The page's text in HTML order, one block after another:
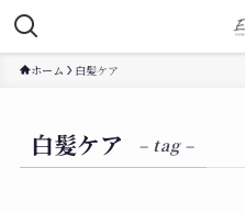
ホーム 白髪ケア
白髪ケア – tag –